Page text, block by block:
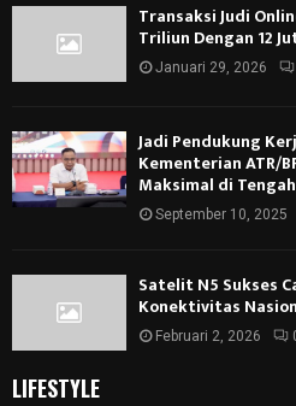
Transaksi Judi
Triliun Dengan 12
Januari 29, 2026
Jadi Pendukung
Kementerian ATR/
Maksimal di
September 10, 2025
Satelit N5 Sukses
Konektivitas
Februari 2, 2026
LIFESTYLE